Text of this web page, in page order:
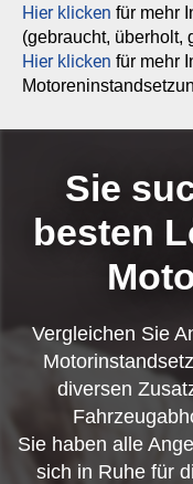
Hier klicken für mehr
(gebraucht, überholt,
Hier klicken für mehr
Sie
besten
Vergleichen Sie
diversen
Sie haben alle
sich in Ruhe für